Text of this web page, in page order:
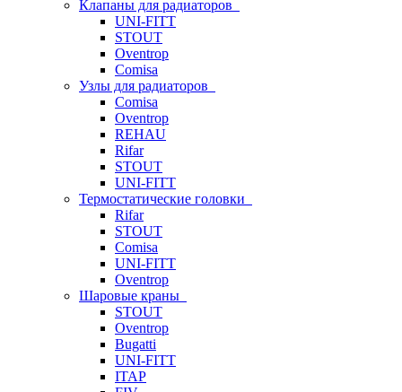
Клапаны для радиаторов
UNI-FITT
STOUT
Oventrop
Comisa
Узлы для радиаторов
Comisa
Oventrop
REHAU
Rifar
STOUT
UNI-FITT
Термостатические головки
Rifar
STOUT
Comisa
UNI-FITT
Oventrop
Шаровые краны
STOUT
Oventrop
Bugatti
UNI-FITT
ITAP